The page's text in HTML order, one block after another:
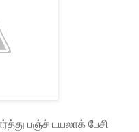
பஞ்ச் டயலாக் பேசி